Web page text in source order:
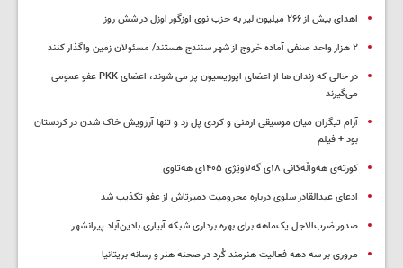
اهدای بیش از ۲۶۶ میلیون لیر به حزب نوی اوزگور اوزل در شش روز
۲ هزار واحد صنفی آماده خروج از شهر سنندج هستند/ مسئولان زمین واگذار کنند
در حالی که زندان ها از اعضای اپوزیسیون پر می شوند، اعضای PKK عفو عمومی
می‌گیرند
آرام تیگران میان موسیقی ارمنی و کردی پل زد و تنها آرزویش خاک شدن در کردستان
بود + فیلم
کورتەی هەواڵەکانی ۱۸ی گەلاوێژی ۱۴۰۵ی هەتاوی
ادعای عبدالقادر سلوی درباره محرومیت دمیرتاش از عفو تکذیب شد
صدور ضرب‌الاجل یک‌ماهه برای بهره برداری شبکه آبیاری بادین‌آباد پیرانشهر
مروری بر سه دهه فعالیت هنرمند کُرد در صحنه هنر و رسانه بریتانیا